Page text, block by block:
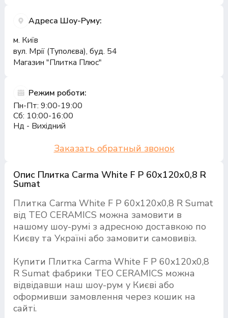
Опис Плитка Carma White F P 60x120x0,8 R
Sumat
Плитка Carma White F P 60x120x0,8 R Sumat
від TEO CERAMICS можна замовити в
нашому шоу-румі з адресною доставкою по
Києву та Україні або замовити самовивіз.
Купити Плитка Carma White F P 60x120x0,8
R Sumat фабрики TEO CERAMICS можна
відвідавши наш шоу-рум у Києві або
оформивши замовлення через кошик на
сайті.
Адреса Шоу-Руму:
м. Київ
вул. Мрії (Туполєва), буд. 54
Магазин "Плитка Плюс"
Режим роботи:
Пн-Пт: 9:00-19:00
Сб: 10:00-16:00
Нд - Вихідний
Заказать обратный звонок